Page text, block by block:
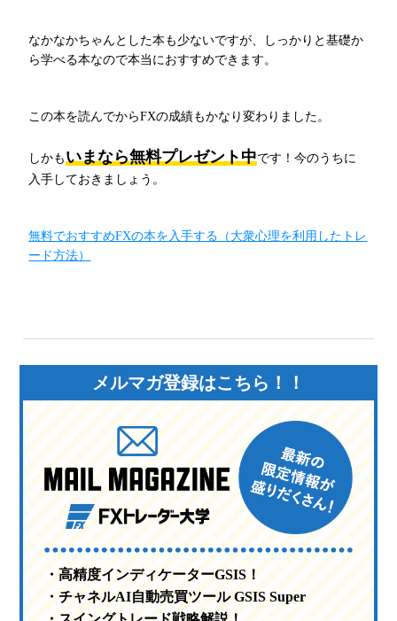
なかなかちゃんとした本も少ないですが、しっかりと基礎か
ら学べる本なので本当におすすめできます。
この本を読んでからFXの成績もかなり変わりました。
しかも いまなら無料プレゼント中です！今のうちに
入手しておきましょう。
無料でおすすめFXの本を入手する（大衆心理を利用したトレ
ード方法）
メルマガ登録はこちら！！
・高精度インディケーターGSIS！
・チャネルAI自動売買ツール GSIS Super